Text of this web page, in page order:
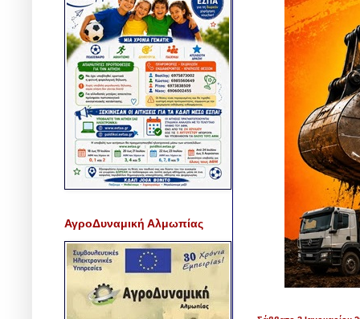
ΑγροΔυναμική Αλμωπίας